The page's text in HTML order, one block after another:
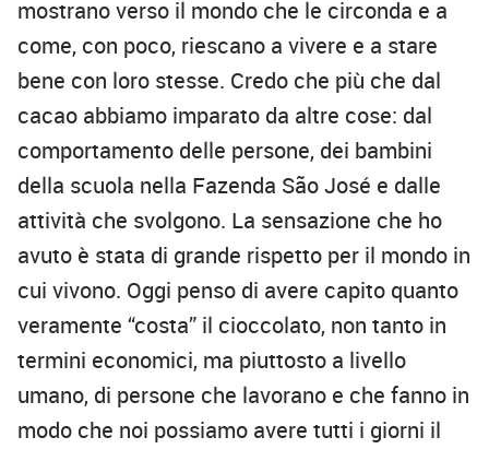
mostrano verso il mondo che le circonda e a
come, con poco, riescano a vivere e a stare
bene con loro stesse. Credo che più che dal
cacao abbiamo imparato da altre cose: dal
comportamento delle persone, dei bambini
della scuola nella Fazenda São José e dalle
attività che svolgono. La sensazione che ho
avuto è stata di grande rispetto per il mondo in
cui vivono. Oggi penso di avere capito quanto
veramente “costa” il cioccolato, non tanto in
termini economici, ma piuttosto a livello
umano, di persone che lavorano e che fanno in
modo che noi possiamo avere tutti i giorni il